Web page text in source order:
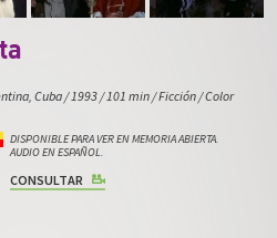
Cuba/1993/101 min/Ficción/Color
DISPONIBLE PARA VER EN MEMORIA ABIERTA.
AUDIO EN ESPAÑOL.
CONSULTAR